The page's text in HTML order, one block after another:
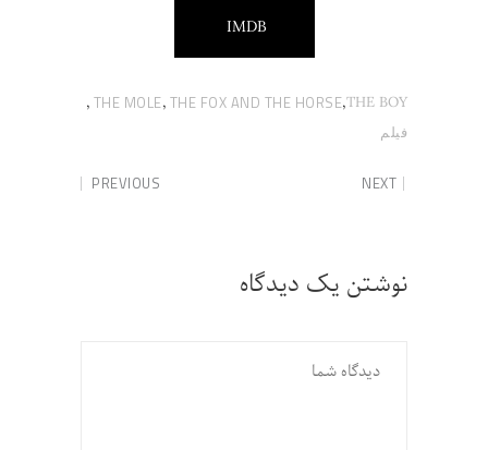
IMDB
THE BOY
,
THE FOX AND THE HORSE
,
THE MOLE
,
فیلم
PREVIOUS NEXT
نوشتن یک دیدگاه